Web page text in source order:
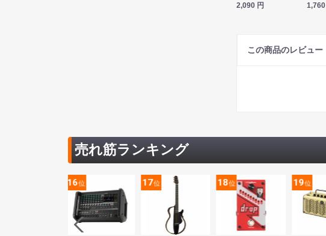
2,090 円
1,760
この商品のレビュー
売れ筋ランキング
16位 17位 18位 19位